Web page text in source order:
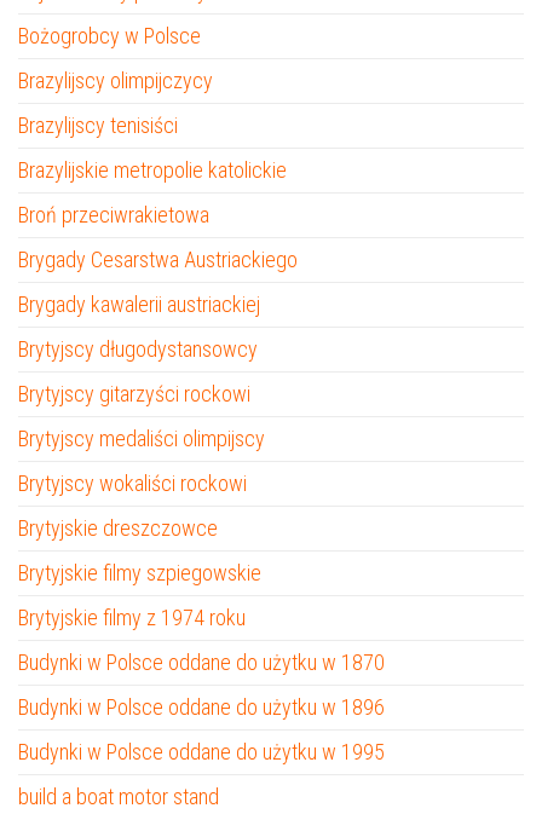
Bożogrobcy w Polsce
Brazylijscy olimpijczycy
Brazylijscy tenisiści
Brazylijskie metropolie katolickie
Broń przeciwrakietowa
Brygady Cesarstwa Austriackiego
Brygady kawalerii austriackiej
Brytyjscy długodystansowcy
Brytyjscy gitarzyści rockowi
Brytyjscy medaliści olimpijscy
Brytyjscy wokaliści rockowi
Brytyjskie dreszczowce
Brytyjskie filmy szpiegowskie
Brytyjskie filmy z 1974 roku
Budynki w Polsce oddane do użytku w 1870
Budynki w Polsce oddane do użytku w 1896
Budynki w Polsce oddane do użytku w 1995
build a boat motor stand